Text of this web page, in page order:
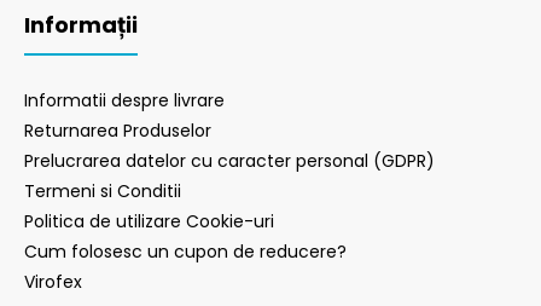
Informații
Informatii despre livrare
Returnarea Produselor
Prelucrarea datelor cu caracter personal (GDPR)
Termeni si Conditii
Politica de utilizare Cookie-uri
Cum folosesc un cupon de reducere?
Virofex